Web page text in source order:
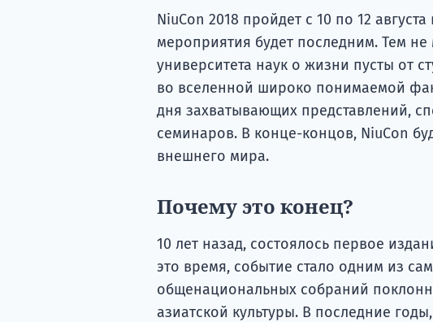
NiuCon 2018 пройдет с 10 по 12
мероприятия будет последним. Тем
университета наук о жизни пусты от
во вселенной широко понимаемой
дня захватывающих представлений,
семинаров. В конце-концов, NiuCon
внешнего мира.
Почему это конец?
10 лет назад, состоялось первое
это время, событие стало одним из
общенациональных собраний
азиатской культуры. В последние